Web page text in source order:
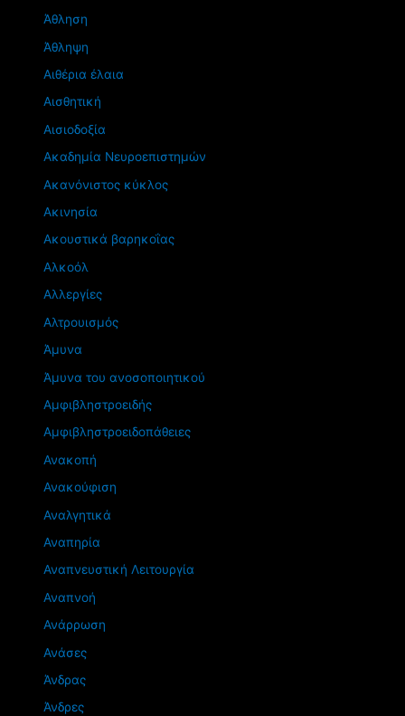
Άθληση
Άθληψη
Αιθέρια έλαια
Αισθητική
Αισιοδοξία
Ακαδημία Νευροεπιστημών
Ακανόνιστος κύκλος
Ακινησία
Ακουστικά βαρηκοΐας
Αλκοόλ
Αλλεργίες
Αλτρουισμός
Άμυνα
Άμυνα του ανοσοποιητικού
Αμφιβληστροειδής
Αμφιβληστροειδοπάθειες
Ανακοπή
Ανακούφιση
Αναλγητικά
Αναπηρία
Αναπνευστική Λειτουργία
Αναπνοή
Ανάρρωση
Ανάσες
Άνδρας
Άνδρες